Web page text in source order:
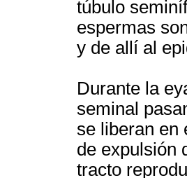
túbulo
espermas
y de allí al
Durante la
seminal
se liberan en
de expulsión
tracto